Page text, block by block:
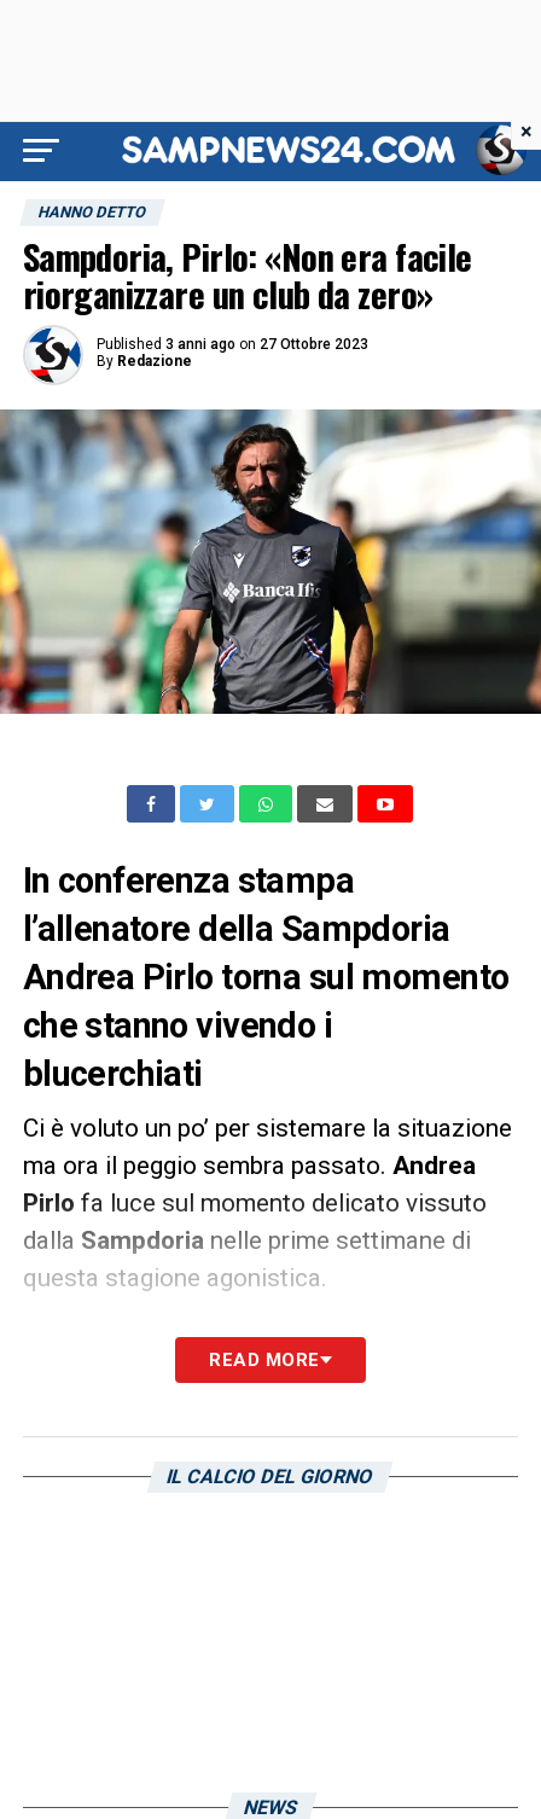
HANNO DETTO
Sampdoria, Pirlo: «Non era facile
riorganizzare un club da zero»
Published 3 anni ago on 27 Ottobre 2023
By Redazione
In conferenza stampa
l’allenatore della Sampdoria
Andrea Pirlo torna sul momento
che stanno vivendo i
blucerchiati
Ci è voluto un po’ per sistemare la situazione
ma ora il peggio sembra passato. Andrea
Pirlo fa luce sul momento delicato vissuto
dalla Sampdorianelle prime settimane di
questa stagione agonistica.
Noi siamo sempre stati tranquilli.
Non è stato facile riorganizzare una società
mai un problema. Importante è fare i
READ MORE
IL CALCIO DEL GIORNO
NEWS
×